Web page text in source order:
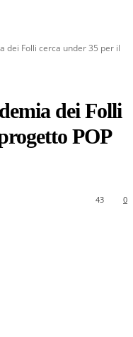
dei Folli cerca under 35 per il
dei Folli
POP
0
43